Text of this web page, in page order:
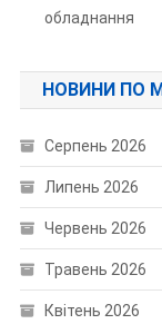
обладнання
НОВИНИ ПО
Серпень 2026
Липень 2026
Червень 2026
Травень 2026
Квітень 2026